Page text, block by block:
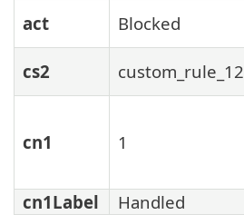
act
Blocked
cs2
custom_rule_12
cn1 1
cn1Label
Handled